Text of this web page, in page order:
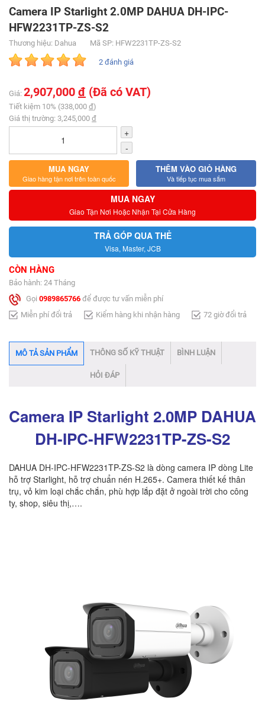
Camera IP Starlight 2.0MP DAHUA DH-IPC-
HFW2231TP-ZS-S2
Thương hiệu: Dahua Mã SP: HFW2231TP-ZS-S2
2 đánh giá
Giá: 2,907,000 đ (Đã có VAT)
Tiết kiệm 10% (338,000 đ)
Giá thị trường: 3,245,000 đ
+
-
MUA NGAY
Giao hàng tận nơi trên toàn quốc
THÊM VÀO GIỎ HÀNG
Và tiếp tục mua sắm
MUA NGAY
Giao Tận Nơi Hoặc Nhận Tại Cửa Hàng
TRẢ GÓP QUA THẺ
Visa, Master, JCB
CÒN HÀNG
Bảo hành: 24 Tháng
Gọi 0989865766 để được tư vấn miễn phí
Miễn phí đổi trả
Kiểm hàng khi nhận hàng 72 giờ đổi trả
MÔ TẢ SẢN PHẨM THÔNG SỐ KỸ THUẬT BÌNH LUẬN
HỎI ĐÁP
Camera IP Starlight 2.0MP DAHUA
DH-IPC-HFW2231TP-ZS-S2
DAHUA DH-IPC-HFW2231TP-ZS-S2 là dòng camera IP dòng Lite
hỗ trợ Starlight, hỗ trợ chuẩn nén H.265+. Camera thiết kế thân
trụ, vỏ kim loại chắc chắn, phù hợp lắp đặt ở ngoài trời cho công
ty, shop, siêu thị,….